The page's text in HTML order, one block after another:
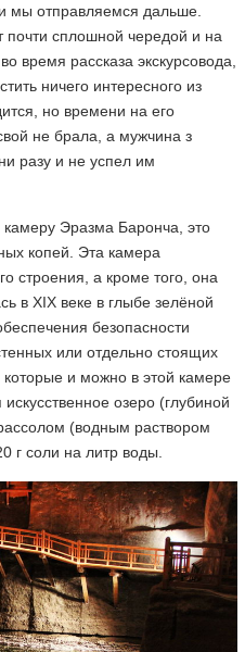
мы отправляемся дальше.
почти сплошной чередой и на
время рассказа экскурсовода,
ничего интересного из
но времени на его
не брала, а мужчина з
разу и не успел им
Эразма Баронча, это
копей. Эта камера
строения, а кроме того, она
в XIX веке в глыбе зелёной
безопасности
или отдельно стоящих
и можно в этой камере
озеро (глубиной
(водным раствором
г соли на литр воды.